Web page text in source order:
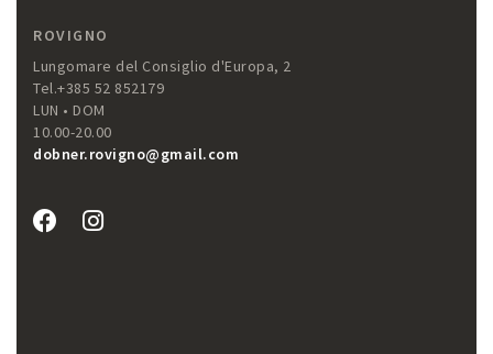
ROVIGNO
Lungomare del Consiglio d'Europa, 2
Tel.+385 52 852179
LUN • DOM
10.00-20.00
dobner.rovigno@gmail.com